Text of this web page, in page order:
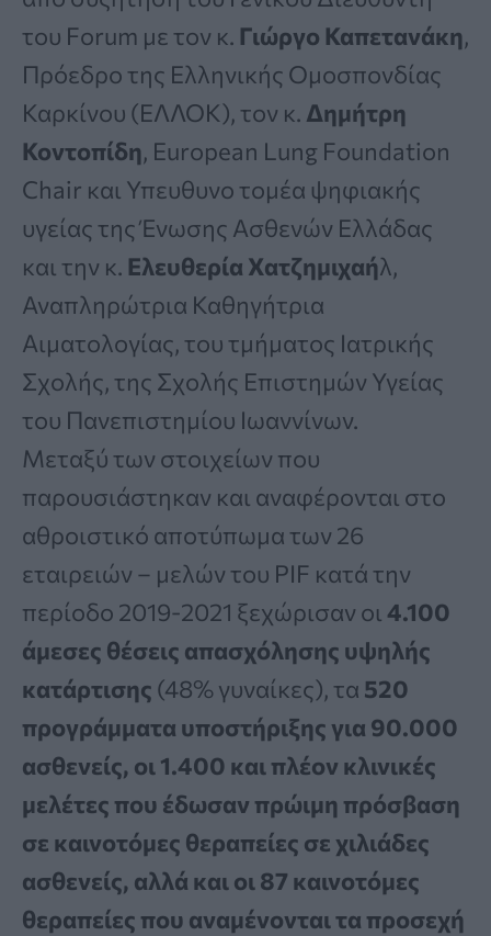
του Forum με τον κ. Γιώργο Καπετανάκη,
Πρόεδρο της Ελληνικής Ομοσπονδίας
Καρκίνου (ΕΛΛΟΚ), τον κ. Δημήτρη
Κοντοπίδη, European Lung Foundation
Chair και Υπευθυνο τομέα ψηφιακής
υγείας της Ένωσης Ασθενών Ελλάδας
και την κ. Ελευθερία Χατζημιχαήλ,
Αναπληρώτρια Καθηγήτρια
Αιματολογίας, του τμήματος Ιατρικής
Σχολής, της Σχολής Επιστημών Υγείας
του Πανεπιστημίου Ιωαννίνων.
Μεταξύ των στοιχείων που
παρουσιάστηκαν και αναφέρονται στο
αθροιστικό αποτύπωμα των 26
εταιρειών – μελών του PIF κατά την
περίοδο 2019-2021 ξεχώρισαν οι 4.100
άμεσες θέσεις απασχόλησης υψηλής
κατάρτισης (48% γυναίκες), τα 520
προγράμματα υποστήριξης για 90.000
ασθενείς, οι 1.400 και πλέον κλινικές
μελέτες που έδωσαν πρώιμη πρόσβαση
σε καινοτόμες θεραπείες σε χιλιάδες
ασθενείς, αλλά και οι 87 καινοτόμες
θεραπείες που αναμένονται τα προσεχή